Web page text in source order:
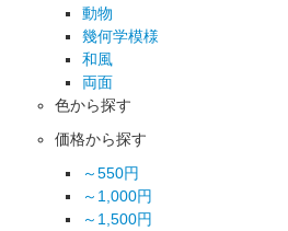
動物
幾何学模様
和風
両面
色から探す
価格から探す
～550円
～1,000円
～1,500円